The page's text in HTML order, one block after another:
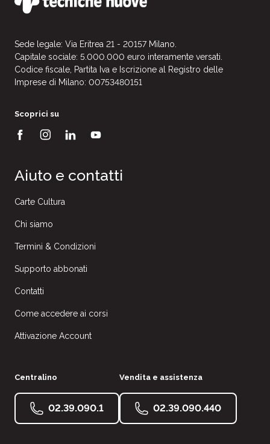
Sede legale: Via Eritrea 21 - 20157 Milano.
Capitale sociale: 5.000.000 euro interamente versati.
Codice fiscale, Partita Iva e Iscrizione al Registro delle
Imprese di Milano: 00753480151
Scoprici su
Aiuto e contatti
Carte Cultura
Chi siamo
Termini & Condizioni
Supporto abbonati
Contatti
Come accedere ai corsi
Attivazione Account
Centralino
02.39.090.1
Vendita e assistenza
02.39.090.440